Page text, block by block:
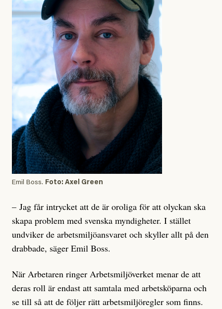
Emil Boss. Foto: Axel Green
– Jag får intrycket att de är oroliga för att olyckan ska
skapa problem med svenska myndigheter. I stället
undviker de arbetsmiljöansvaret och skyller allt på den
drabbade, säger Emil Boss.
När Arbetaren ringer Arbetsmiljöverket menar de att
deras roll är endast att samtala med arbetsköparna och
se till så att de följer rätt arbetsmiljöregler som finns.